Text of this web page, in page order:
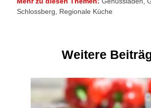
Schlossberg, Regionale Küche
Weitere